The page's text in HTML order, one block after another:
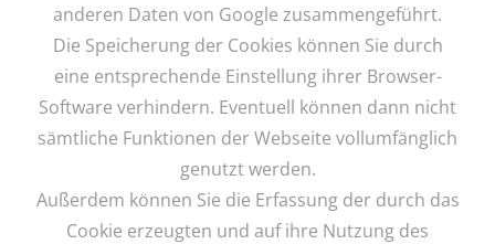
anderen Daten von Google zusammengeführt.
Die Speicherung der Cookies können Sie durch
eine entsprechende Einstellung ihrer Browser-
Software verhindern. Eventuell können dann nicht
sämtliche Funktionen der Webseite vollumfänglich
genutzt werden.
Außerdem können Sie die Erfassung der durch das
Cookie erzeugten und auf ihre Nutzung des